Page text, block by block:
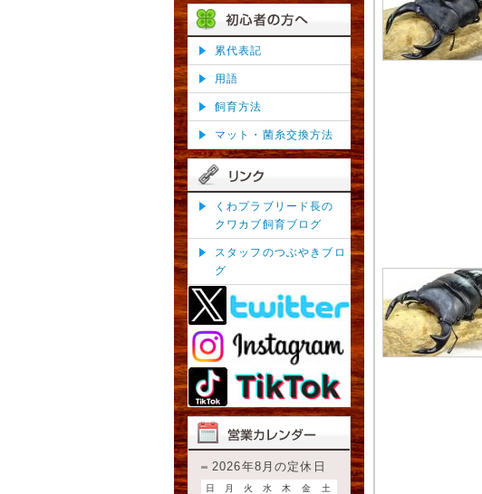
累代表記
用語
飼育方法
マット・菌糸交換方法
くわプラブリード長の
クワカブ飼育ブログ
スタッフのつぶやきブロ
グ
2026年8月の定休日
日 月 火 水 木 金
土